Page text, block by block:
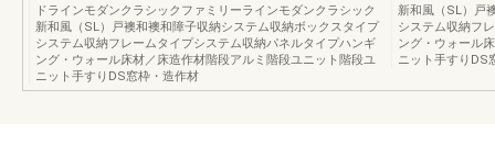
ドラインモダンクラシックファミリーラインモダンクラシック
新和風（SL）戸襖和襖和障子収納システム収納ボックスタイプ
システム収納フレームタイプシステム収納パネルタイプハンギ
ング・ウォール床材／床造作材階段アルミ階段ユニット階段ユ
ニット手すりDS窓枠・造作材
新和風（SL）戸
システム収納フ
ング・ウォール
ニット手すりDS